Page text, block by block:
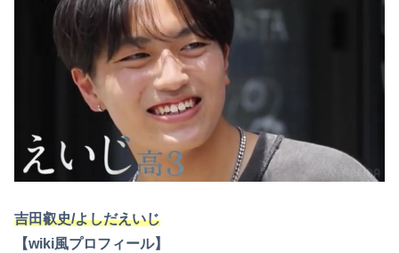
吉田叡史/よしだえいじ
【wiki風プロフィール】